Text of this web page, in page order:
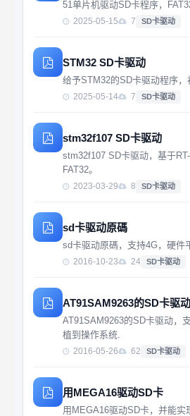
51单片机驱动SD卡程序，
2025-05-15 7 SD卡驱动
STM32 SD卡驱动
给予STM32的SD卡驱动程序
2025-05-14 7 SD卡驱动
stm32f107 SD卡驱动
stm32f107 SD卡驱动，基于RT-
FAT32。
2023-03-29 8 SD卡驱动
sd卡驱动原碼
sd卡驱动原碼，支持4G，硬件
2016-10-23 24 SD卡驱动
AT91SAM9263的SD卡驱动
AT91SAM9263的SD卡驱动，
植到操作系统.
2016-05-26 62 SD卡驱动
用MEGA16驱动SD卡
用MEGA16驱动SD卡，并能实